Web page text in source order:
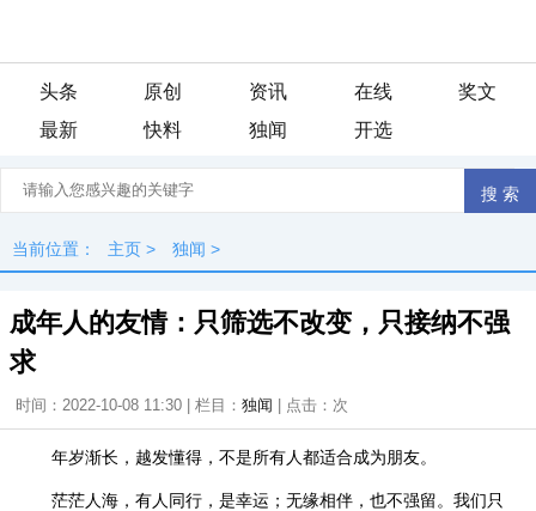
头条 原创 资讯 在线
奖文
最新
快料 独闻 开选
当前位置： 主页 > 独闻 >
成年人的友情：只筛选不改变，只接纳不强
求
时间：2022-10-08 11:30 | 栏目： 独闻 | 点击： 次
年岁渐长，越发懂得，不是所有人都适合成为朋友。
茫茫人海，有人同行，是幸运；无缘相伴，也不强留。我们只